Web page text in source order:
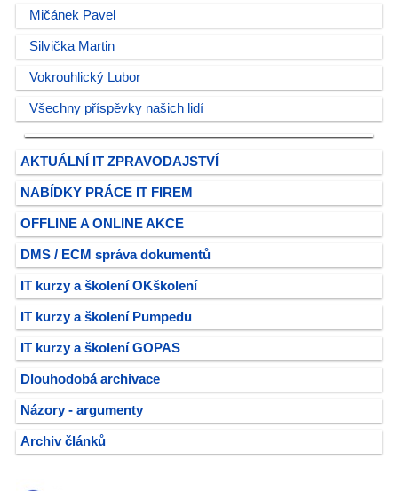
Mičánek Pavel
Silvička Martin
Vokrouhlický Lubor
Všechny příspěvky našich lidí
AKTUÁLNÍ IT ZPRAVODAJSTVÍ
NABÍDKY PRÁCE IT FIREM
OFFLINE A ONLINE AKCE
DMS / ECM správa dokumentů
IT kurzy a školení OKškolení
IT kurzy a školení Pumpedu
IT kurzy a školení GOPAS
Dlouhodobá archivace
Názory - argumenty
Archiv článků